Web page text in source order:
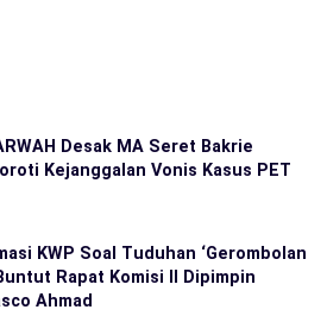
Desak MA Seret Bakrie
Kejanggalan Vonis Kasus PET
KWP Soal Tuduhan ‘Gerombolan
Rapat Komisi II Dipimpin
Ahmad